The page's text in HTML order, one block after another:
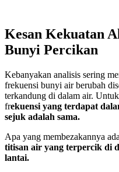
Kesan Kekuatan
Bunyi Percikan
Kebanyakan analisis sering
frekuensi bunyi air berubah
terkandung di dalam air.
frekuensi yang terdapat
sejuk adalah sama.
Apa yang membezakannya
titisan air yang terpercik di
lantai.